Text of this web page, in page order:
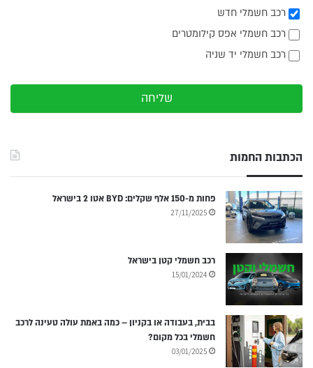
רכב חשמלי חדש
רכב חשמלי אפס קילומטרים
רכב חשמלי יד שניה
שליחה
הכתבות החמות
פחות מ-150 אלף שקלים: BYD אטו 2 בישראל
27/11/2025
רכב חשמלי קטן בישראל
15/01/2024
בבית, בעבודה או בקניון – כמה באמת עולה טעינה לרכב
חשמלי בכל מקום?
03/01/2025